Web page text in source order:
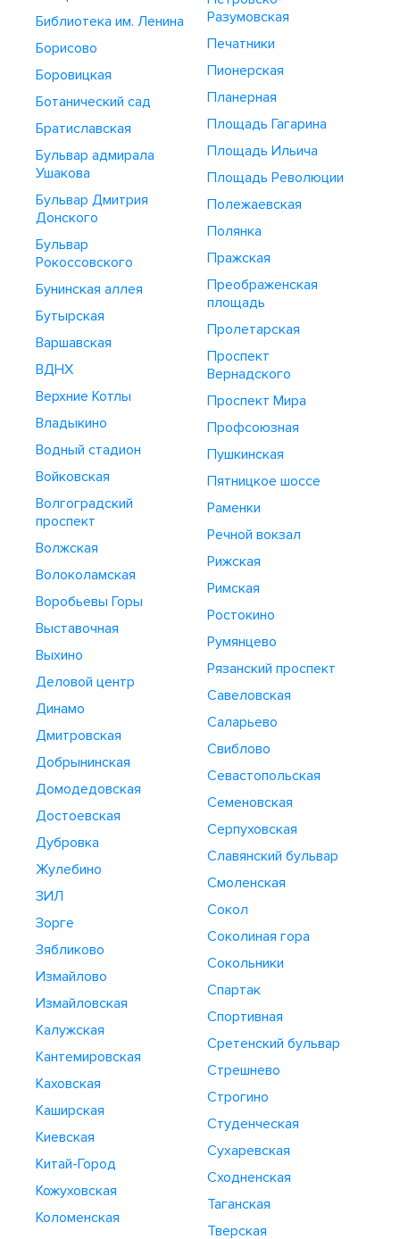
Библиотека им. Ленина
Борисово
Боровицкая
Ботанический сад
Братиславская
Бульвар адмирала
Ушакова
Бульвар Дмитрия
Донского
Бульвар
Рокоссовского
Бунинская аллея
Бутырская
Варшавская
ВДНХ
Верхние Котлы
Владыкино
Водный стадион
Войковская
Волгоградский
проспект
Волжская
Волоколамская
Воробьевы Горы
Выставочная
Выхино
Деловой центр
Динамо
Дмитровская
Добрынинская
Домодедовская
Достоевская
Дубровка
Жулебино
ЗИЛ
Зорге
Зябликово
Измайлово
Измайловская
Калужская
Кантемировская
Каховская
Каширская
Киевская
Китай-Город
Кожуховская
Коломенская
Разумовская
Печатники
Пионерская
Планерная
Площадь Гагарина
Площадь Ильича
Площадь Революции
Полежаевская
Полянка
Пражская
Преображенская
площадь
Пролетарская
Проспект
Вернадского
Проспект Мира
Профсоюзная
Пушкинская
Пятницкое шоссе
Раменки
Речной вокзал
Рижская
Римская
Ростокино
Румянцево
Рязанский проспект
Савеловская
Саларьево
Свиблово
Севастопольская
Семеновская
Серпуховская
Славянский бульвар
Смоленская
Сокол
Соколиная гора
Сокольники
Спартак
Спортивная
Сретенский бульвар
Стрешнево
Строгино
Студенческая
Сухаревская
Сходненская
Таганская
Тверская